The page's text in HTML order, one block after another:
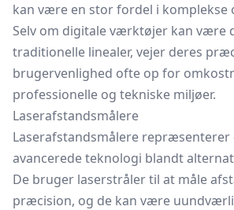
kan være en stor fordel i komplekse
Selv om digitale værktøjer kan være
traditionelle linealer, vejer deres
brugervenlighed ofte op for
professionelle og tekniske miljøer.
Laserafstandsmålere
Laserafstandsmålere repræsenterer
avancerede teknologi blandt
De bruger laserstråler til at måle
præcision, og de kan være